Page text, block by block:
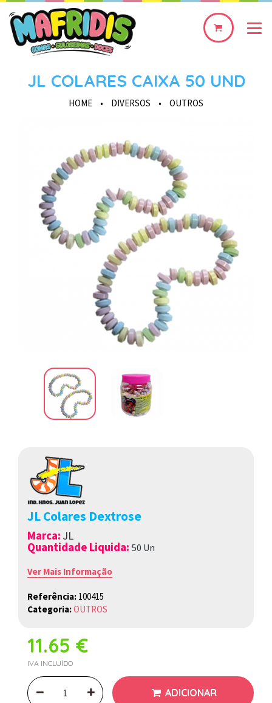
0
JL COLARES CAIXA 50 UND
HOME • DIVERSOS • OUTROS
JL Colares Dextrose
Marca: JL
Quantidade Liquida: 50 Un
Ver Mais Informação
Referência: 100415
Categoria:OUTROS
11.65 €
IVA INCLUÍDO
ADICIONAR